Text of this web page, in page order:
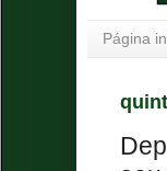
Página